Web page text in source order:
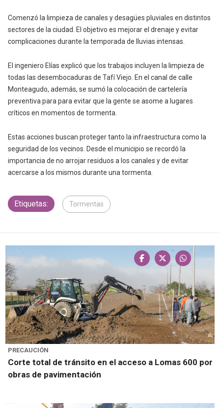
Comenzó la limpieza de canales y desagües pluviales en distintos
sectores de la ciudad. El objetivo es mejorar el drenaje y evitar
complicaciones durante la temporada de lluvias intensas.
El ingeniero Elías explicó que los trabajos incluyen la limpieza de
todas las desembocaduras de Tafí Viejo. En el canal de calle
Monteagudo, además, se sumó la colocación de cartelería
preventiva para para evitar que la gente se asome a lugares
críticos en momentos de tormenta.
Estas acciones buscan proteger tanto la infraestructura como la
seguridad de los vecinos. Desde el municipio se recordó la
importancia de no arrojar residuos a los canales y de evitar
acercarse a los mismos durante una tormenta.
Etiquetas: Tormentas
PRECAUCIÓN
Corte total de tránsito en el acceso a Lomas 600 por
obras de pavimentación